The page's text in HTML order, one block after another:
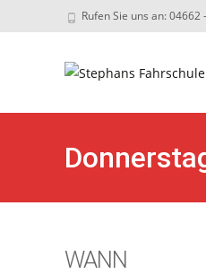
Rufen Sie uns an: 04662
WANN